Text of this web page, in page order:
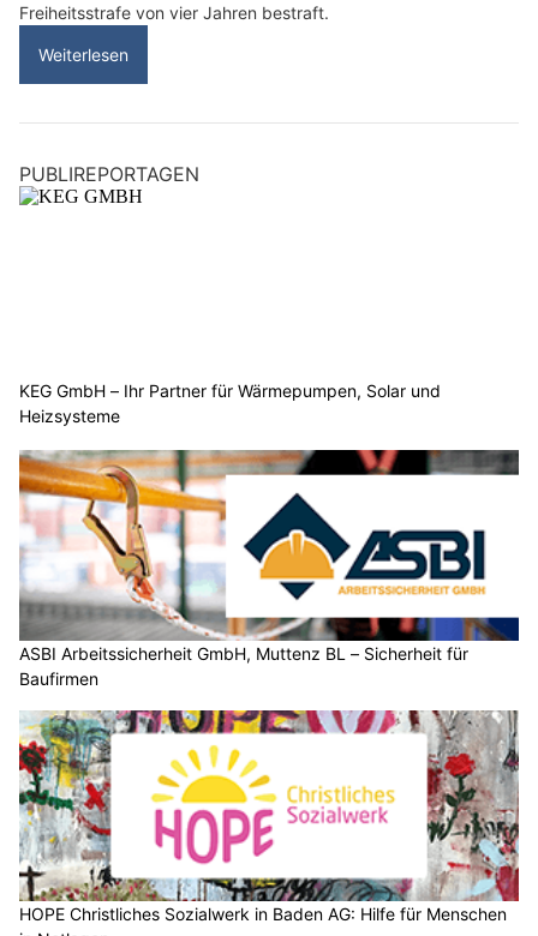
Freiheitsstrafe von vier Jahren bestraft.
Weiterlesen
PUBLIREPORTAGEN
KEG GmbH – Ihr Partner für Wärmepumpen, Solar und
Heizsysteme
ASBI Arbeitssicherheit GmbH, Muttenz BL – Sicherheit für
Baufirmen
HOPE Christliches Sozialwerk in Baden AG: Hilfe für Menschen